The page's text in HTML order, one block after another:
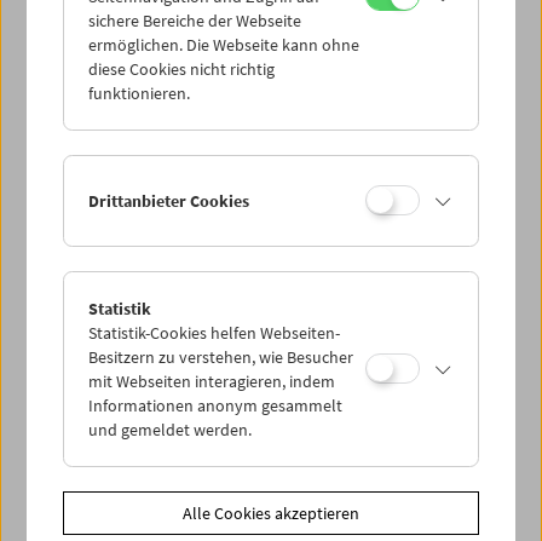
Do 1.7.
Sa 3.7.
PROGRAMM ÜBERBLICK
sichere Bereiche der Webseite
ermöglichen. Die Webseite kann ohne
diese Cookies nicht richtig
funktionieren.
Drittanbieter Cookies
Statistik
Statistik-Cookies helfen Webseiten-
Besitzern zu verstehen, wie Besucher
mit Webseiten interagieren, indem
Informationen anonym gesammelt
und gemeldet werden.
Alle Cookies akzeptieren